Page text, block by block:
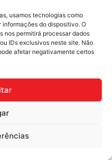
usamos tecnologias como
do dispositivo. O
nos permitirá processar dados
IDs exclusivos neste site. Não
afetar negativamente certos
Instagram
Fast Digital 360